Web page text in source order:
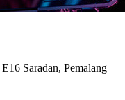
Saradan, Pemalang –